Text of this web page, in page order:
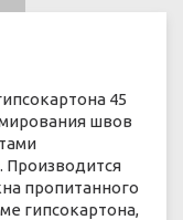
45
швов
Производится
пропитанного
гипсокартона,